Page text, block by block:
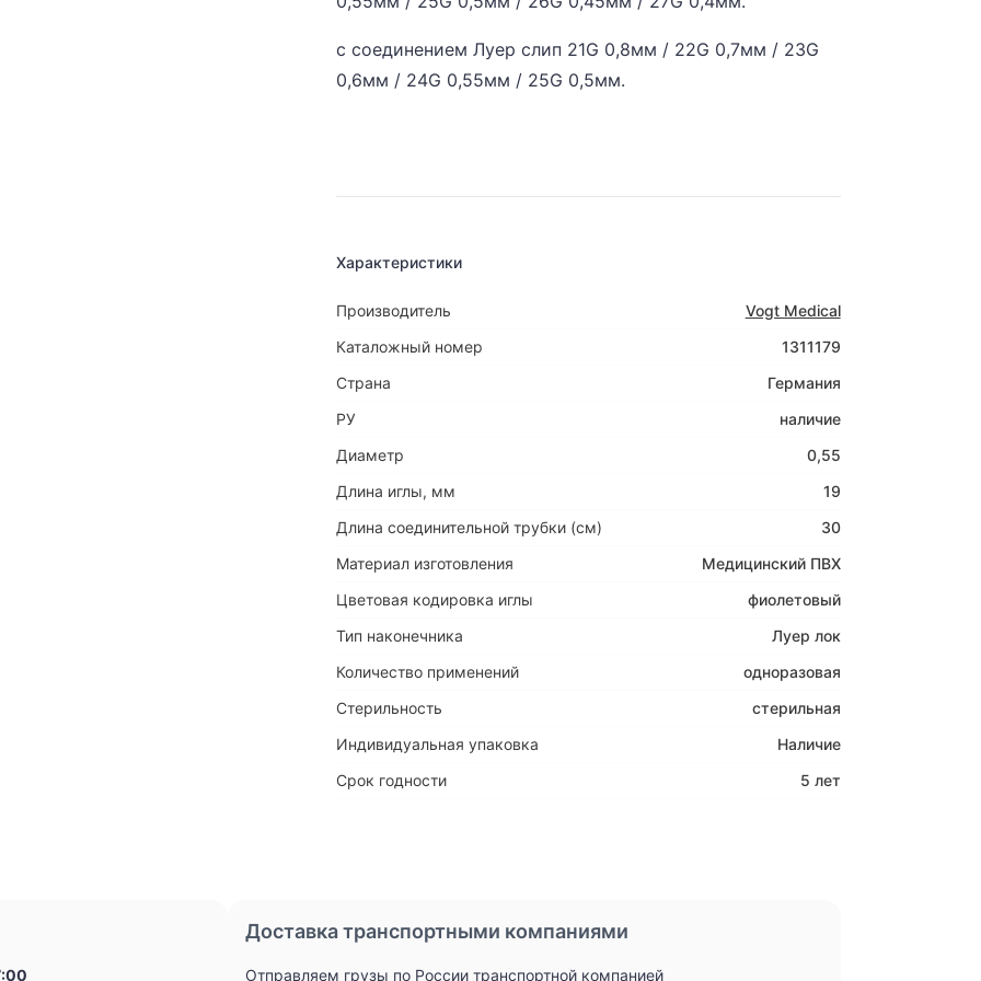
с соединением Луер слип 21G 0,8мм / 22G 0,7мм / 23G
0,6мм / 24G 0,55мм / 25G 0,5мм.
Характеристики
Производитель
Vogt Medical
Каталожный номер
1311179
Страна
Германия
РУ
наличие
Диаметр
0,55
Длина иглы, мм
19
Длина соединительной трубки (см)
30
Материал изготовления
Медицинский ПВХ
Цветовая кодировка иглы
фиолетовый
Тип наконечника
Луер лок
Количество применений
одноразовая
Стерильность
стерильная
Индивидуальная упаковка
Наличие
Срок годности
5 лет
Доставка транспортными компаниями
Отправляем грузы по России транспортной компанией